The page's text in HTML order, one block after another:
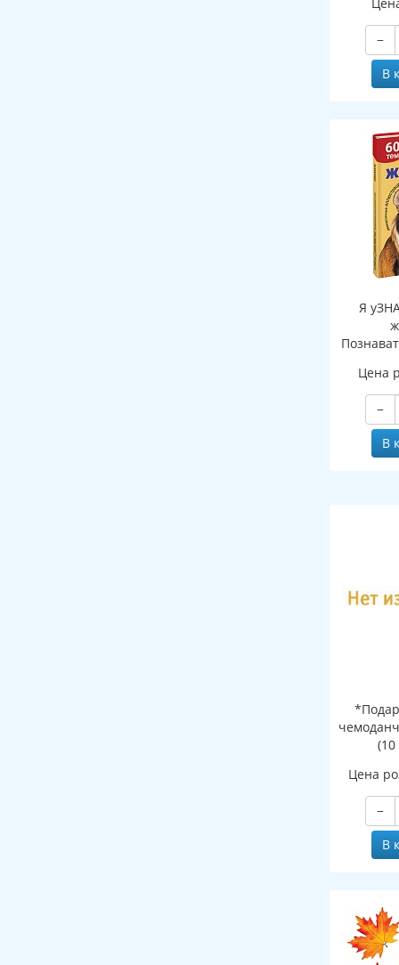
−
В
Я
Цена
−
В
Цена
−
В